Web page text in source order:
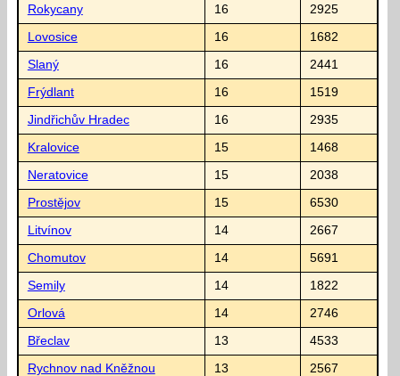
Rokycany 16 2925
Lovosice 16 1682
Slaný 16 2441
Frýdlant 16 1519
Jindřichův Hradec 16 2935
Kralovice 15 1468
Neratovice 15 2038
Prostějov 15 6530
Litvínov 14 2667
Chomutov 14 5691
Semily 14 1822
Orlová 14 2746
Břeclav 13 4533
Rychnov nad Kněžnou 13 2567